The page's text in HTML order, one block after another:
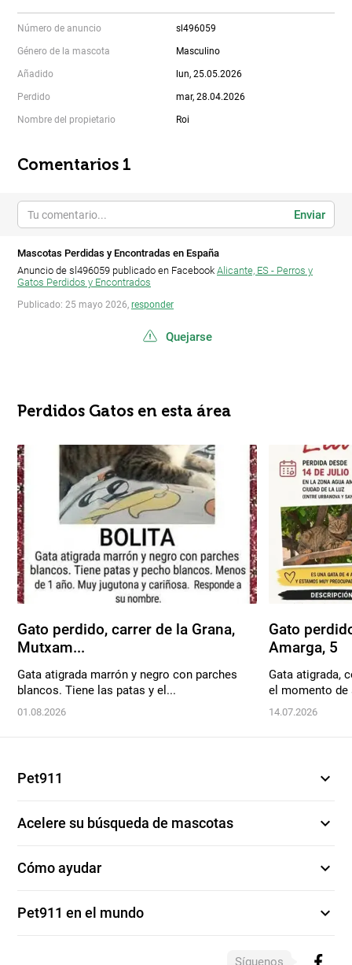
Número de anuncio sl496059
Género de la mascota Masculino
Añadido lun, 25.05.2026
Perdido mar, 28.04.2026
Nombre del propietario Roi
Comentarios 1
Enviar
Mascotas Perdidas y Encontradas en España
Anuncio de sl496059 publicado en Facebook Alicante, ES - Perros y
Gatos Perdidos y Encontrados
Publicado: 25 mayo 2026, responder
Quejarse
Perdidos Gatos en esta área
Gato perdido, carrer de la Grana,
Mutxam...
Gata atigrada marrón y negro con parches
blancos. Tiene las patas y el...
01.08.2026
Gato
Amarga, 5
Gata atigrada,
el momento de
14.07.2026
Pet911 expand_more
Acelere su búsqueda de mascotas expand_more
Cómo ayudar expand_more
Pet911 en el mundo expand_more
Síguenos